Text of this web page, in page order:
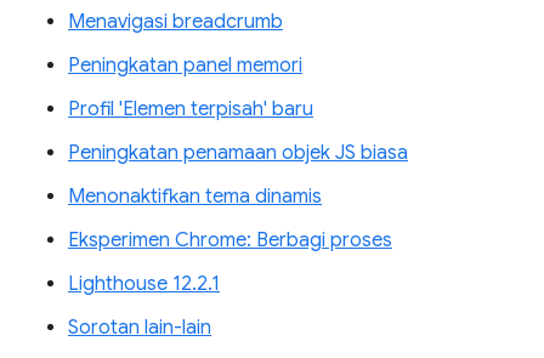
Menavigasi breadcrumb
Peningkatan panel memori
Profil 'Elemen terpisah' baru
Peningkatan penamaan objek JS biasa
Menonaktifkan tema dinamis
Eksperimen Chrome: Berbagi proses
Lighthouse 12.2.1
Sorotan lain-lain